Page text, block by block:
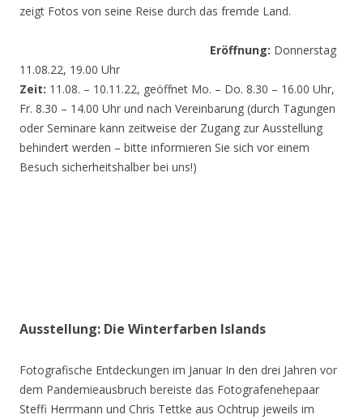
zeigt Fotos von seine Reise durch das fremde Land.
Eröffnung: Donnerstag
11.08.22, 19.00 Uhr
Zeit: 11.08. – 10.11.22, geöffnet Mo. – Do. 8.30 – 16.00 Uhr,
Fr. 8.30 – 14.00 Uhr und nach Vereinbarung (durch Tagungen
oder Seminare kann zeitweise der Zugang zur Ausstellung
behindert werden – bitte informieren Sie sich vor einem
Besuch sicherheitshalber bei uns!)
Ausstellung: Die Winterfarben Islands
Fotografische Entdeckungen im Januar In den drei Jahren vor
dem Pandemieausbruch bereiste das Fotografenehepaar
Steffi Herrmann und Chris Tettke aus Ochtrup jeweils im